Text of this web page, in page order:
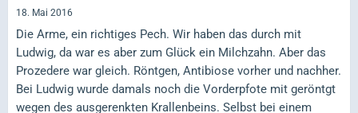
18. Mai 2016
Die Arme, ein richtiges Pech. Wir haben das durch mit
Ludwig, da war es aber zum Glück ein Milchzahn. Aber das
Prozedere war gleich. Röntgen, Antibiose vorher und nachher.
Bei Ludwig wurde damals noch die Vorderpfote mit geröntgt
wegen des ausgerenkten Krallenbeins. Selbst bei einem